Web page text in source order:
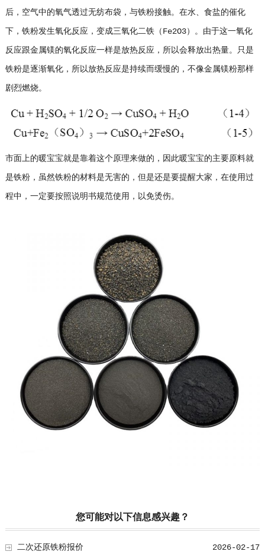
后，空气中的氧气透过无纺布袋，与铁粉接触。在水、食盐的催化
下，铁粉发生氧化反应，变成三氧化二铁（Fe2O3）。由于这一氧化
反应跟金属镁的氧化反应一样是放热反应，所以会释放出热量。只是
铁粉是逐渐氧化，所以放热反应是持续而缓慢的，不像金属镁粉那样
剧烈燃烧。
市面上的暖宝宝就是靠着这个原理来做的，因此暖宝宝的主要原料就
是铁粉，虽然铁粉的材料是无害的，但是还是要提醒大家，在使用过
程中，一定要按照说明书规范使用，以免烫伤。
您可能对以下信息感兴趣？
2026-02-17
二次还原铁粉报价